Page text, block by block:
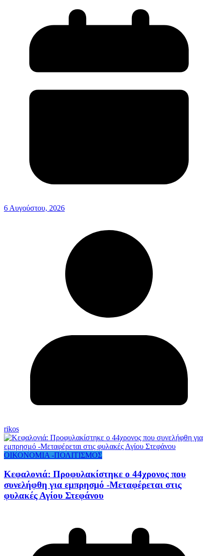
6 Αυγούστου, 2026
rikos
ΟΙΚΟΝΟΜΙΑ -ΠΟΛΙΤΙΣΜΟΣ
Κεφαλονιά: Προφυλακίστηκε ο 44χρονος που
συνελήφθη για εμπρησμό -Μεταφέρεται στις
φυλακές Αγίου Στεφάνου